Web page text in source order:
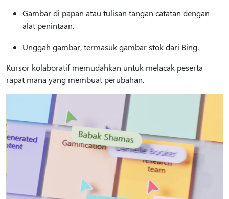
Gambar di papan atau tulisan tangan catatan dengan
alat penintaan.
Unggah gambar, termasuk gambar stok dari Bing.
Kursor kolaboratif memudahkan untuk melacak peserta
rapat mana yang membuat perubahan.